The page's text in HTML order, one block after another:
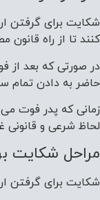
شکایت برای گرفتن
کنند تا از راه
در صورتی که بعد از
حاضر به دادن تمام
زمانی که پدر فوت می
لحاظ شرعی و
مراحل شکایت
شکایت برای گرفتن